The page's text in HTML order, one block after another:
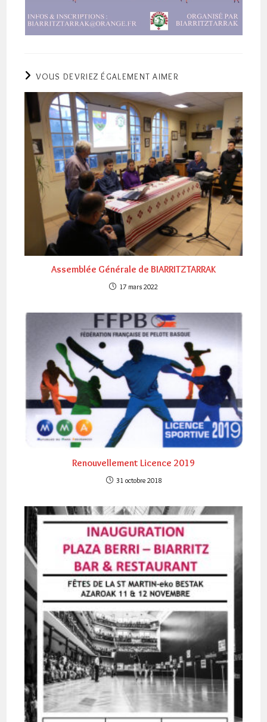
VOUS DEVRIEZ ÉGALEMENT AIMER
Assemblée Générale de BIARRITZTARRAK
17 mars 2022
Renouvellement Licence 2019
31 octobre 2018